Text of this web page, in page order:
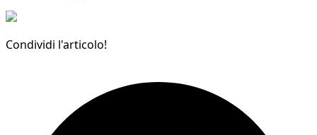
Condividi l'articolo!